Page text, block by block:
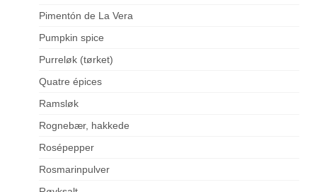
Pimentón de La Vera
Pumpkin spice
Purreløk (tørket)
Quatre épices
Ramsløk
Rognebær, hakkede
Rosépepper
Rosmarinpulver